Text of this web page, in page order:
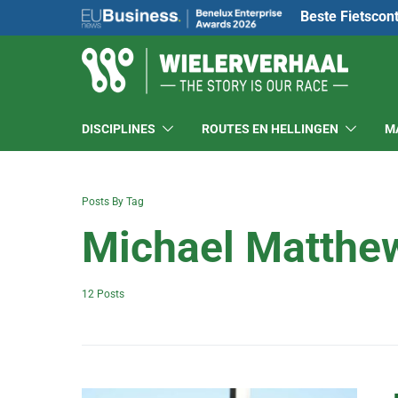
Beste
DISCIPLINES ROUTES EN HELLINGEN
Posts By Tag
Michael
12 Posts